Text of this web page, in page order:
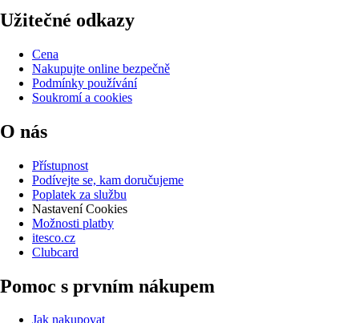
Užitečné odkazy
Cena
Nakupujte online bezpečně
Podmínky používání
Soukromí a cookies
O nás
Přístupnost
Podívejte se, kam doručujeme
Poplatek za službu
Nastavení Cookies
Možnosti platby
itesco.cz
Clubcard
Pomoc s prvním nákupem
Jak nakupovat